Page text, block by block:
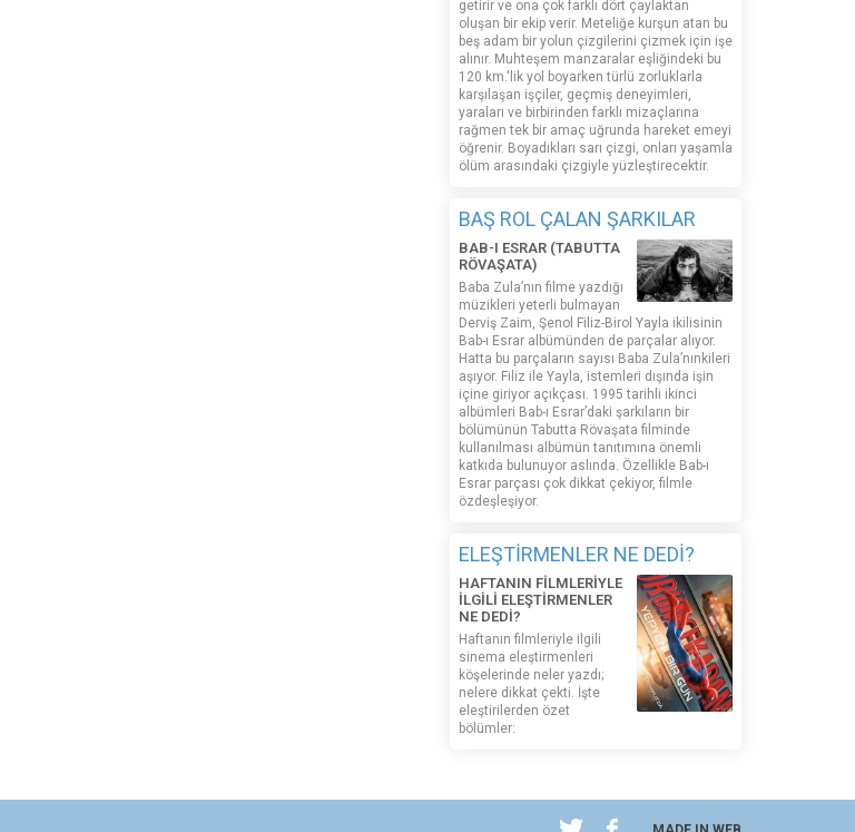
getirir ve ona çok farklı dört çaylaktan
oluşan bir ekip verir. Meteliğe kurşun atan bu
beş adam bir yolun çizgilerini çizmek için işe
alınır. Muhteşem manzaralar eşliğindeki bu
120 km.'lik yol boyarken türlü zorluklarla
karşılaşan işçiler, geçmiş deneyimleri,
yaraları ve birbirinden farklı mizaçlarına
rağmen tek bir amaç uğrunda hareket emeyi
öğrenir. Boyadıkları sarı çizgi, onları yaşamla
ölüm arasındaki çizgiyle yüzleştirecektir.
BAŞ ROL ÇALAN ŞARKILAR
BAB-I ESRAR (TABUTTA
RÖVAŞATA)
Baba Zula’nın filme yazdığı
müzikleri yeterli bulmayan
Derviş Zaim, Şenol Filiz-Birol Yayla ikilisinin
Bab-ı Esrar albümünden de parçalar alıyor.
Hatta bu parçaların sayısı Baba Zula’nınkileri
aşıyor. Filiz ile Yayla, istemleri dışında işin
içine giriyor açıkçası. 1995 tarihli ikinci
albümleri Bab-ı Esrar’daki şarkıların bir
bölümünün Tabutta Rövaşata filminde
kullanılması albümün tanıtımına önemli
katkıda bulunuyor aslında. Özellikle Bab-ı
Esrar parçası çok dikkat çekiyor, filmle
özdeşleşiyor.
ELEŞTİRMENLER NE DEDİ?
HAFTANIN FİLMLERİYLE
İLGİLİ ELEŞTİRMENLER
NE DEDİ?
Haftanın filmleriyle ilgili
sinema eleştirmenleri
köşelerinde neler yazdı;
nelere dikkat çekti. İşte
eleştirilerden özet
bölümler: